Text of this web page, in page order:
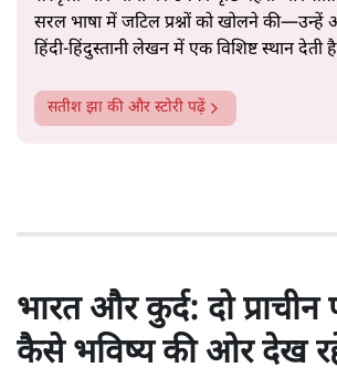
सरल भाषा में जटिल प्रश्नों को खोलने
हिंदी‑हिंदुस्तानी लेखन में एक विशिष्ट स्थान देती
सतीश झा की और स्टोरी पढ़ें
भारत और कुर्द: दो
कैसे भविष्य की ओर देख